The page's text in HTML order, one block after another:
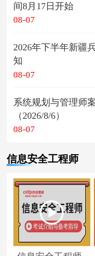
间8月17日开始
08-07
2026年下半年新疆
知
08-07
系统规划与管理师
（2026/8/6）
08-07
信息安全工程师